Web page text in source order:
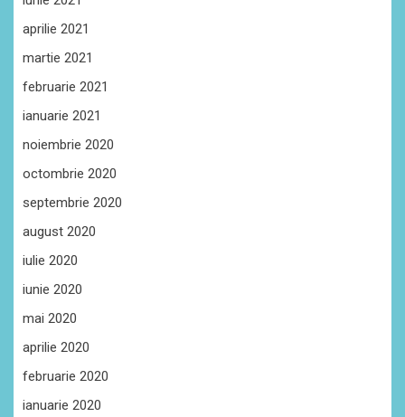
aprilie 2021
martie 2021
februarie 2021
ianuarie 2021
noiembrie 2020
octombrie 2020
septembrie 2020
august 2020
iulie 2020
iunie 2020
mai 2020
aprilie 2020
februarie 2020
ianuarie 2020